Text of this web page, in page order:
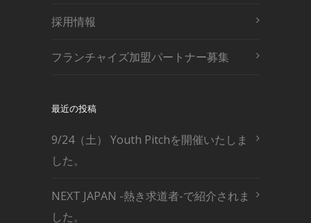
採用情報
フランチャイズ加盟パートナー募集
最近の投稿
9/24（土） Youth Pitchを開催いたしま
した。
NEXT JAPAN -熱き求道者-で紹介されま
した。